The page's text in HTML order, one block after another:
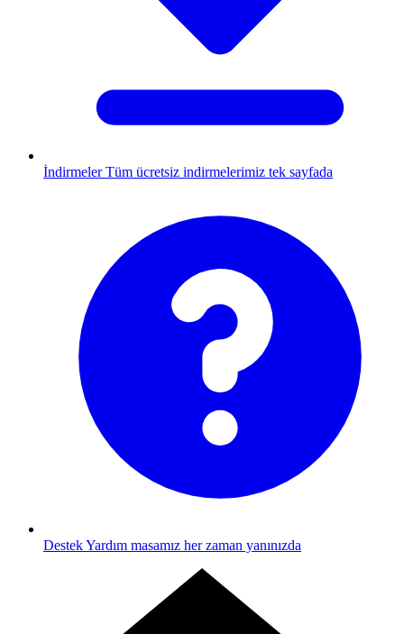
İndirmeler Tüm ücretsiz indirmelerimiz tek sayfada
DestekYardım masamız her zaman yanınızda